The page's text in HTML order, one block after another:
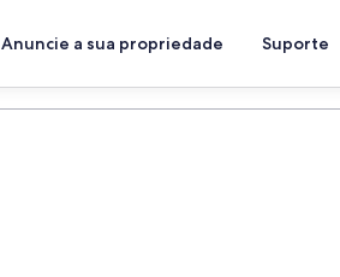
Anuncie a sua propriedade Suporte